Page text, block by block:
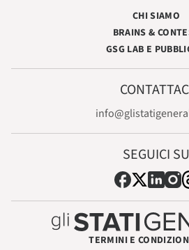
CHI SIAMO
BRAINS &
GSG LAB E
SEGUICI SU
TERMINI E